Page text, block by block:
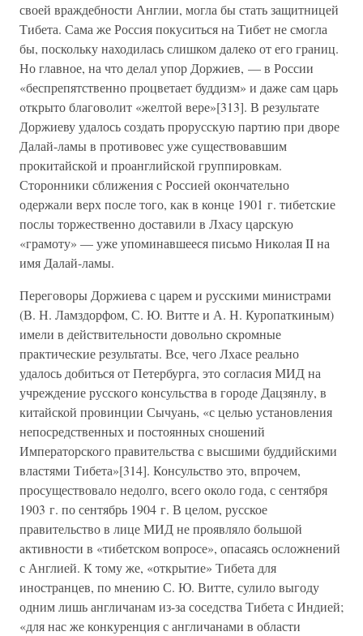
своей враждебности Англии, могла бы стать защитницей
Тибета. Сама же Россия покуситься на Тибет не смогла
бы, поскольку находилась слишком далеко от его границ.
Но главное, на что делал упор Доржиев, — в России
«беспрепятственно процветает буддизм» и даже сам царь
открыто благоволит «желтой вере»[313]. В результате
Доржиеву удалось создать прорусскую партию при дворе
Далай-ламы в противовес уже существовавшим
прокитайской и проанглийской группировкам.
Сторонники сближения с Россией окончательно
одержали верх после того, как в конце 1901 г. тибетские
послы торжественно доставили в Лхасу царскую
«грамоту» — уже упоминавшееся письмо Николая II на
имя Далай-ламы.
Переговоры Доржиева с царем и русскими министрами
(В. Н. Ламздорфом, С. Ю. Витте и А. Н. Куропаткиным)
имели в действительности довольно скромные
практические результаты. Все, чего Лхасе реально
удалось добиться от Петербурга, это согласия МИД на
учреждение русского консульства в городе Дацзянлу, в
китайской провинции Сычуань, «с целью установления
непосредственных и постоянных сношений
Императорского правительства с высшими буддийскими
властями Тибета»[314]. Консульство это, впрочем,
просуществовало недолго, всего около года, с сентября
1903 г. по сентябрь 1904 г. В целом, русское
правительство в лице МИД не проявляло большой
активности в «тибетском вопросе», опасаясь осложнений
с Англией. К тому же, «открытие» Тибета для
иностранцев, по мнению С. Ю. Витте, сулило выгоду
одним лишь англичанам из-за соседства Тибета с Индией;
«для нас же конкуренция с англичанами в области